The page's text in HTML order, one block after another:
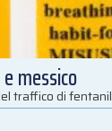
messico
traffico di fentanil